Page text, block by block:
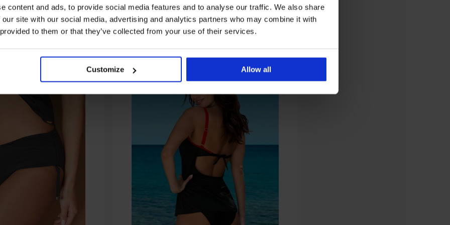
content and ads, to provide social media features and to analyse our traffic. We also share
site with our social media, advertising and analytics partners who may combine it with
to them or that they’ve collected from your use of their services.
Customize Allow all
Z tej samej kolekcji